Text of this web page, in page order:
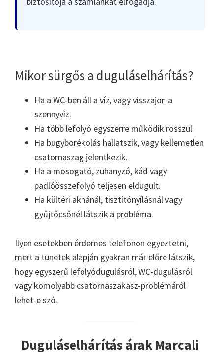
Mikor sürgős a duguláselhárítás?
Ha a WC-ben áll a víz, vagy visszajön a
szennyvíz.
Ha több lefolyó egyszerre működik rosszul.
Ha bugyborékolás hallatszik, vagy kellemetlen
csatornaszag jelentkezik.
Ha a mosogató, zuhanyzó, kád vagy
padlóösszefolyó teljesen eldugult.
Ha kültéri aknánál, tisztítónyílásnál vagy
gyűjtőcsőnél látszik a probléma.
Ilyen esetekben érdemes telefonon egyeztetni,
mert a tünetek alapján gyakran már előre látszik,
hogy egyszerű lefolyódugulásról, WC-dugulásról
vagy komolyabb csatornaszakasz-problémáról
lehet-e szó.
Duguláselhárítás árak Marcali